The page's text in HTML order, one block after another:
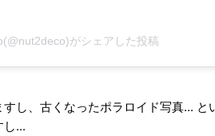
がシェアした投稿
し、古くなったポラロイド写真... と
し...